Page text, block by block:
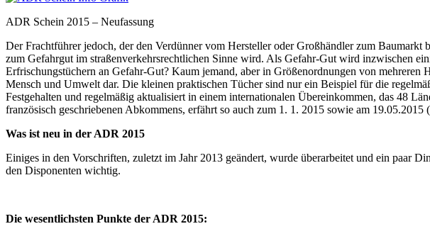
ADR Schein 2015 – Neufassung
Der Frachtführer jedoch, der den Verdünner vom Hersteller oder Großhändler zum
zum Gefahrgut im straßenverkehrsrechtlichen Sinne wird. Als Gefahr-Gut wird inzwischen
Erfrischungstüchern an Gefahr-Gut? Kaum jemand, aber in Größenordnungen von
Mensch und Umwelt dar. Die kleinen praktischen Tücher sind nur ein Beispiel für die
Festgehalten und regelmäßig aktualisiert in einem internationalen Übereinkommen, das 48
französisch geschriebenen Abkommens, erfährt so auch zum 1. 1. 2015 sowie am
Was ist neu in der ADR 2015
Einiges in den Vorschriften, zuletzt im Jahr 2013 geändert, wurde überarbeitet und ein paar
den Disponenten wichtig.
Die wesentlichsten Punkte der ADR 2015: